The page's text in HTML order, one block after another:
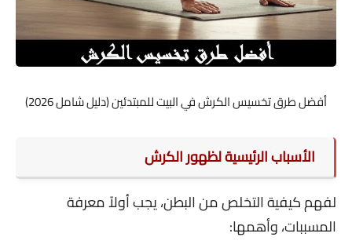
أفضل طرق تخسيس الكرش في البيت للمبتدئين (دليل شامل 2026)
الأسباب الرئيسية لظهور الكرش
لفهم كيفية التخلص من البطن، يجب أولاً معرفة
المسببات، وأهمها: